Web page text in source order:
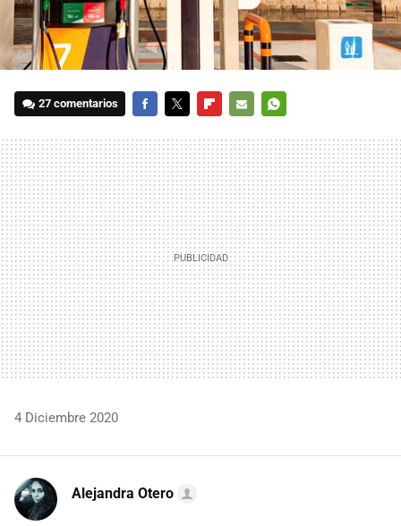
27 comentarios
MAIL
4 Diciembre 2020
Alejandra Otero